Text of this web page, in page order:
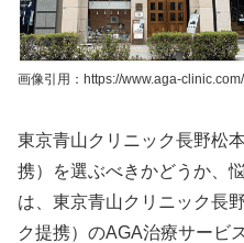
画像引用：https://www.aga-
東京青山クリニック長野松
携）を選ぶべきかどうか、
は、東京青山クリニック長
ク提携）のAGA治療サービ